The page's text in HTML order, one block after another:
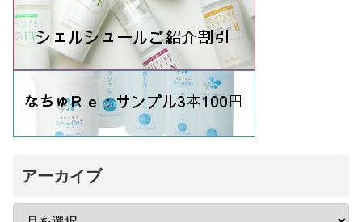
アーカイブ